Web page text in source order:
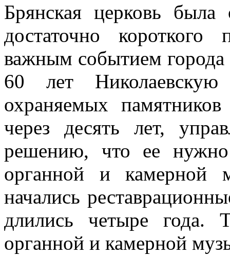
Брянская церковь
достаточно
важным событием города
60 лет
охраняемых
через десять лет,
решению, что ее нужно
органной и камерной
начались
длились четыре года.
органной и камерной